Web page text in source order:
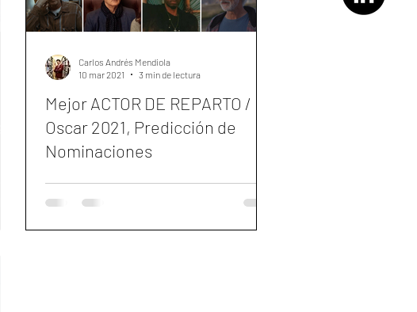
Mejor ACTOR DE REPARTO /
Oscar 2021, Predicción de
Nominaciones
Carlos Andrés Mendiola
10 mar 2021
3 min de lectura